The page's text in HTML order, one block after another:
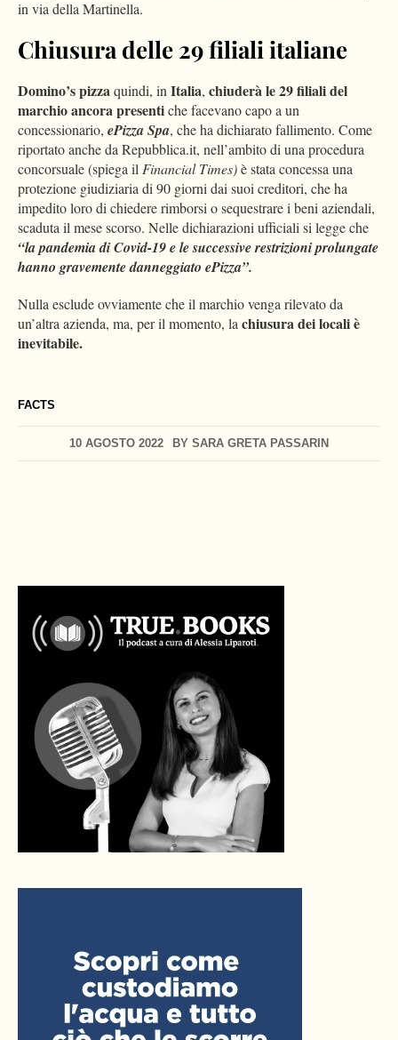
FACTS
10 AGOSTO 2022 BY SARA GRETA PASSARIN
in via della Martinella.
Chiusura delle 29 filiali italiane
Domino’s pizzaquindi, inItalia, chiuderà le 29 filiali del
marchio ancora presentiche facevano capo a un
concessionario, ePizza Spa, che ha dichiarato fallimento. Come
riportato anche da Repubblica.it, nell’ambito di una procedura
concorsuale (spiega ilFinancial Times)è stata concessa una
protezione giudiziaria di 90 giorni dai suoi creditori, che ha
impedito loro di chiedere rimborsi o sequestrare i beni aziendali,
scaduta il mese scorso. Nelle dichiarazioni ufficiali si legge che
“la pandemia di Covid-19 e le successive restrizioni prolungate
hanno gravemente danneggiato ePizza”.
Nulla esclude ovviamente che il marchio venga rilevato da
un’altra azienda, ma, per il momento, lachiusura dei locali è
inevitabile.